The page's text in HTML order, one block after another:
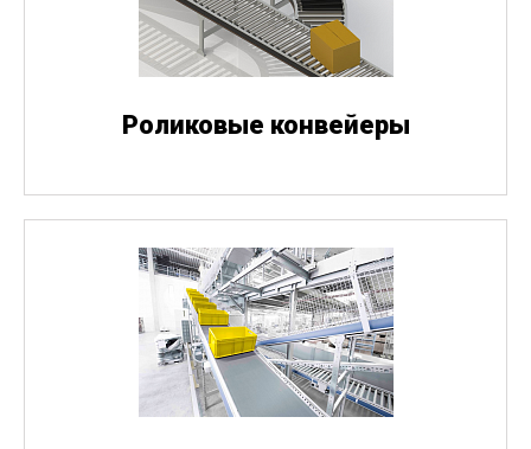
Роликовые конвейеры